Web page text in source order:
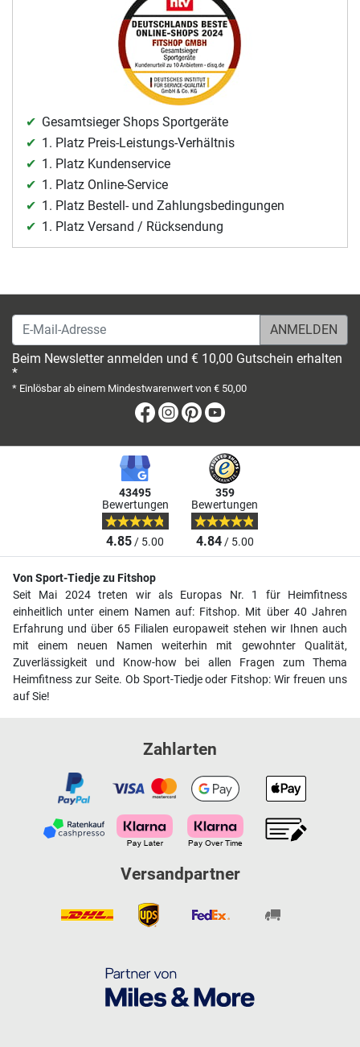
Gesamtsieger Shops Sportgeräte
1. Platz Preis-Leistungs-Verhältnis
1. Platz Kundenservice
1. Platz Online-Service
1. Platz Bestell- und Zahlungsbedingungen
1. Platz Versand / Rücksendung
E-Mail-Adresse
Beim Newsletter anmelden und € 10,00 Gutschein erhalten
*
* Einlösbar ab einem Mindestwarenwert von € 50,00
Facebook
Instagram
Pinterest
43495
Bewertungen
4.85/ 5.00
359
Bewertungen
4.84/ 5.00
Von Sport-Tiedje zu Fitshop
Seit Mai 2024 treten wir als Europas Nr. 1 für Heimfitness
einheitlich unter einem Namen auf: Fitshop. Mit über 40 Jahren
Erfahrung und über 65 Filialen europaweit stehen wir Ihnen auch
mit einem neuen Namen weiterhin mit gewohnter Qualität,
Zuverlässigkeit und Know-how bei allen Fragen zum Thema
Heimfitness zur Seite. Ob Sport-Tiedje oder Fitshop: Wir freuen uns
auf Sie!
Zahlarten
Versandpartner